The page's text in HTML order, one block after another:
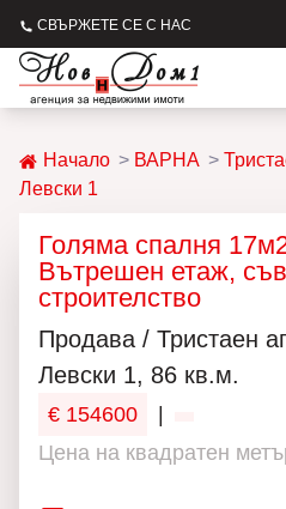
СВЪРЖЕТЕ СЕ С НАС
Начало ВАРНА
Левски 1
Голяма спалня
Вътрешен етаж,
строителство
Продава / Тристаен
Левски 1, 86 кв.м.
€ 154600
Цена на квадратен